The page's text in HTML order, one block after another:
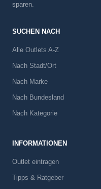
sparen.
SUCHEN NACH
Alle Outlets A-Z
Nach Stadt/Ort
Nach Marke
Nach Bundesland
Nach Kategorie
INFORMATIONEN
Outlet eintragen
Tipps & Ratgeber